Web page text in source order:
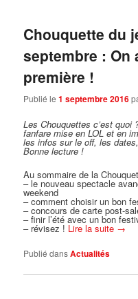
Chouquette du
septembre : On
première !
Publié le1 septembre 2016
Les Chouquettes c’est quoi
fanfare mise en LOL et en
les infos sur le off, les
Bonne lecture !
Au sommaire de la
– le nouveau spectacle
weekend
– comment choisir un bon
– concours de carte post-
– finir l’été avec un bon
– révisez ! Lire la suite →
Publié dansActualités